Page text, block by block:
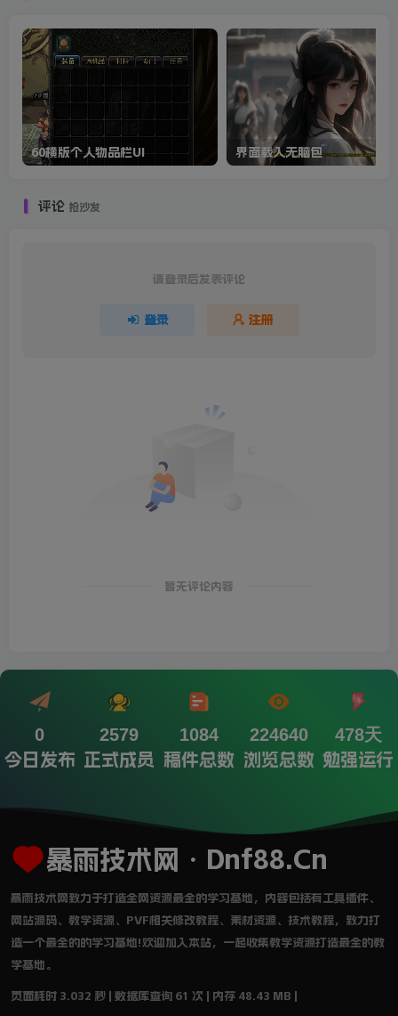
60横版个人物品栏UI 界面载入无脑包
评论 抢沙发
请登录后发表评论
登录 注册
暂无评论内容
0
今日发布
2579
正式成员
1084
稿件总数
224640
浏览总数
478天
勉强运行
暴雨技术网・Dnf88.Cn
暴雨技术网致力于打造全网资源最全的学习基地，内容包括有工具插件、
网站源码、教学资源、PVF相关修改教程、素材资源、技术教程，致力打
造一个最全的的学习基地!欢迎加入本站，一起收集教学资源打造最全的教
学基地。
页面耗时 3.032 秒 | 数据库查询 61 次 | 内存 48.43 MB |